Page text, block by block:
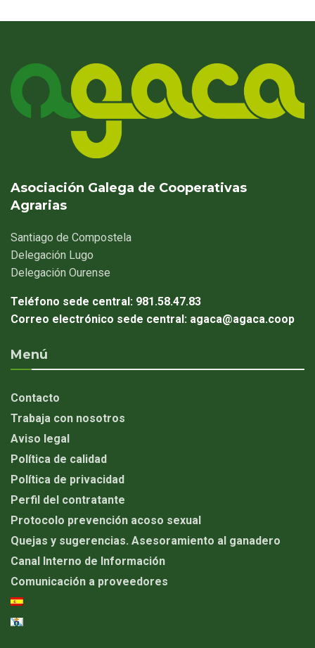
Asociación Galega de Cooperativas
Agrarias
Santiago de Compostela
Delegación Lugo
Delegación Ourense
Teléfono sede central: 981.58.47.83
Correo electrónico sede central: agaca@agaca.coop
Menú
Contacto
Trabaja con nosotros
Aviso legal
Política de calidad
Política de privacidad
Perfil del contratante
Protocolo prevención acoso sexual
Quejas y sugerencias. Asesoramiento al ganadero
Canal Interno de Información
Comunicación a proveedores